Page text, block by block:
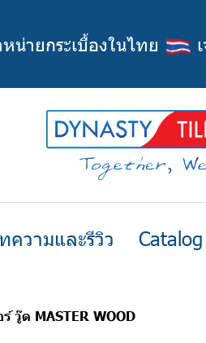
น่ายกระเบื้องในไทย
ความและรีวิว Catalog
วู๊ด MASTER WOOD